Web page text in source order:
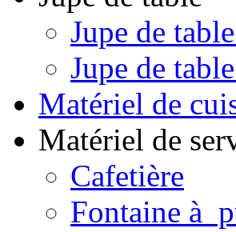
Jupe de
Jupe de
Matériel de
Matériel de
Cafetière
Fontaine à